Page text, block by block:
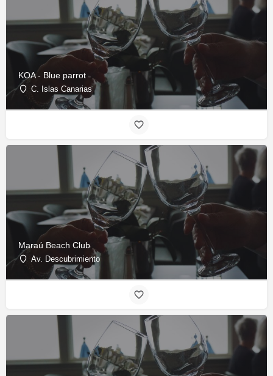
KOA - Blue parrot
C. Islas Canarias
Maraú Beach Club
Av. Descubrimiento